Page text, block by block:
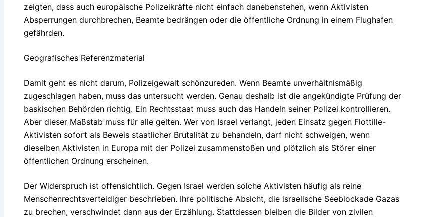
zeigten, dass auch europäische Polizeikräfte nicht einfach danebenstehen, wenn Aktivisten
Absperrungen durchbrechen, Beamte bedrängen oder die öffentliche Ordnung in einem Flughafen
gefährden.
Geografisches Referenzmaterial
Damit geht es nicht darum, Polizeigewalt schönzureden. Wenn Beamte unverhältnismäßig
zugeschlagen haben, muss das untersucht werden. Genau deshalb ist die angekündigte Prüfung der
baskischen Behörden richtig. Ein Rechtsstaat muss auch das Handeln seiner Polizei kontrollieren.
Aber dieser Maßstab muss für alle gelten. Wer von Israel verlangt, jeden Einsatz gegen Flottille-
Aktivisten sofort als Beweis staatlicher Brutalität zu behandeln, darf nicht schweigen, wenn
dieselben Aktivisten in Europa mit der Polizei zusammenstoßen und plötzlich als Störer einer
öffentlichen Ordnung erscheinen.
Der Widerspruch ist offensichtlich. Gegen Israel werden solche Aktivisten häufig als reine
Menschenrechtsverteidiger beschrieben. Ihre politische Absicht, die israelische Seeblockade Gazas
zu brechen, verschwindet dann aus der Erzählung. Stattdessen bleiben die Bilder von zivilen